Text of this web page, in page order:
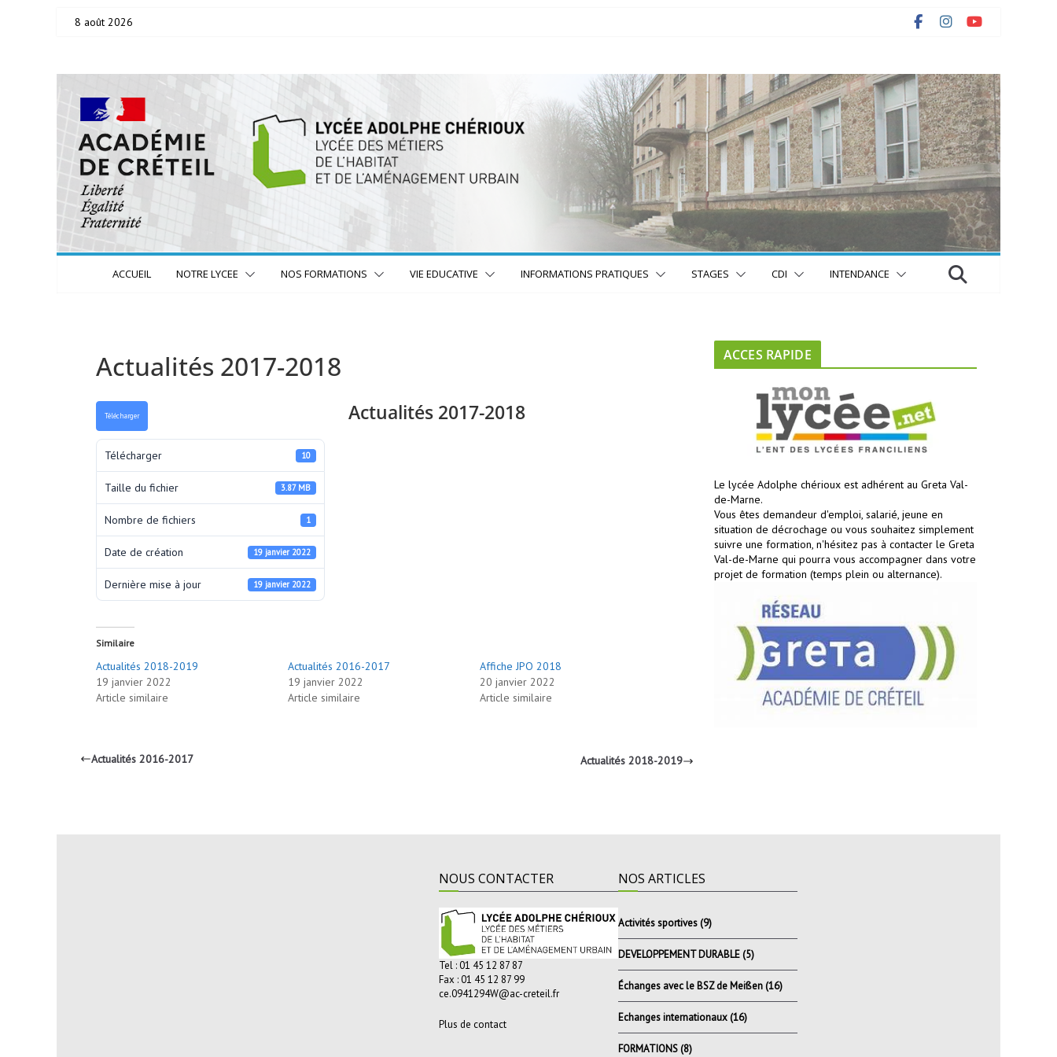
8 août 2026
ACCUEIL NOTRE LYCEE NOS FORMATIONS VIE EDUCATIVE INFORMATIONS PRATIQUES STAGES CDI INTENDANCE
Actualités 2017-2018
Télécharger
Télécharger 10
Taille du fichier 3.87 MB
Nombre de fichiers 1
Date de création 19 janvier 2022
Dernière mise à jour 19 janvier 2022
Actualités 2017-2018
Similaire
Actualités 2018-2019
19 janvier 2022
Article similaire
Actualités 2016-2017
19 janvier 2022
Article similaire
Affiche JPO 2018
20 janvier 2022
Article similaire
Actualités 2016-2017 Actualités 2018-2019
ACCES RAPIDE
Le lycée Adolphe chérioux est adhérent au Greta Val-
de-Marne.
Vous êtes demandeur d'emploi, salarié, jeune en
situation de décrochage ou vous souhaitez simplement
suivre une formation, n'hésitez pas à contacter le Greta
Val-de-Marne qui pourra vous accompagner dans votre
projet de formation (temps plein ou alternance).
NOUS CONTACTER
Tel : 01 45 12 87 87
Fax : 01 45 12 87 99
ce.0941294W@ac-creteil.fr
Plus de contact
NOS ARTICLES
Activités sportives(9)
DEVELOPPEMENT DURABLE(5)
Échanges avec le BSZ de Meißen(16)
Echanges internationaux(16)
FORMATIONS(8)